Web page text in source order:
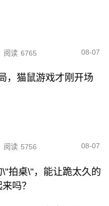
阅读 6765 08-07
，猫鼠游戏才刚开场
阅读 5756 08-07
\"拍桌\"，能让跪太久的
吗？